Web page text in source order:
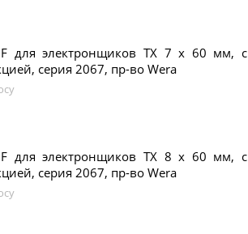
для электронщиков TX 7 x 60 мм, с
серия 2067, пр-во Wera
для электронщиков TX 8 x 60 мм, с
серия 2067, пр-во Wera